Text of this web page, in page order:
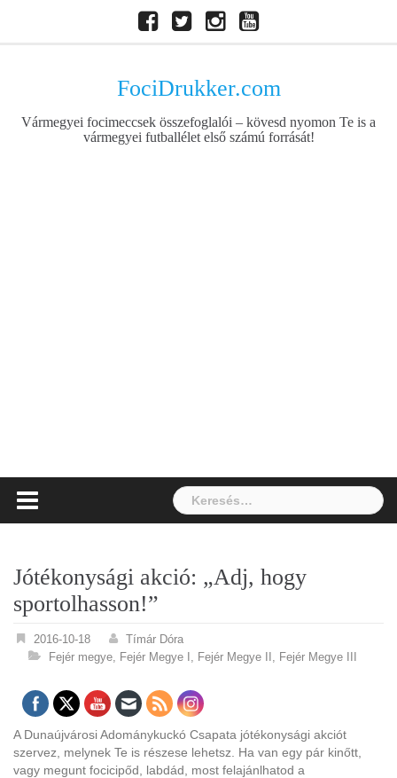
Facebook
TwitterInstagramYoutube
FociDrukker.com
Vármegyei focimeccsek összefoglalói – kövesd nyomon Te is a
vármegyei futballélet első számú forrását!
Keresés:
Jótékonysági akció: „Adj, hogy
sportolhasson!”
2016-10-18
Tímár Dóra
Fejér megye, Fejér Megye I , Fejér Megye II , Fejér Megye III
A Dunaújvárosi Adománykuckó Csapata jótékonysági akciót
szervez, melynek Te is részese lehetsz. Ha van egy pár kinőtt,
vagy megunt focicipőd, labdád, most felajánlhatod a